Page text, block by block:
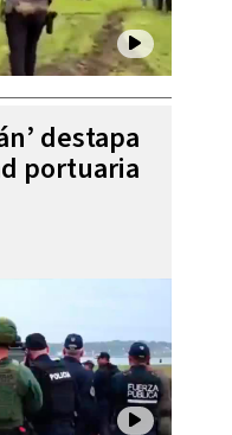
destapa
portuaria